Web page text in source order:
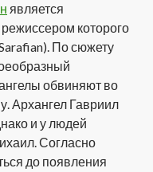
является
которого
По сюжету
обвиняют во
Архангел Гавриил
и у людей
Согласно
до появления